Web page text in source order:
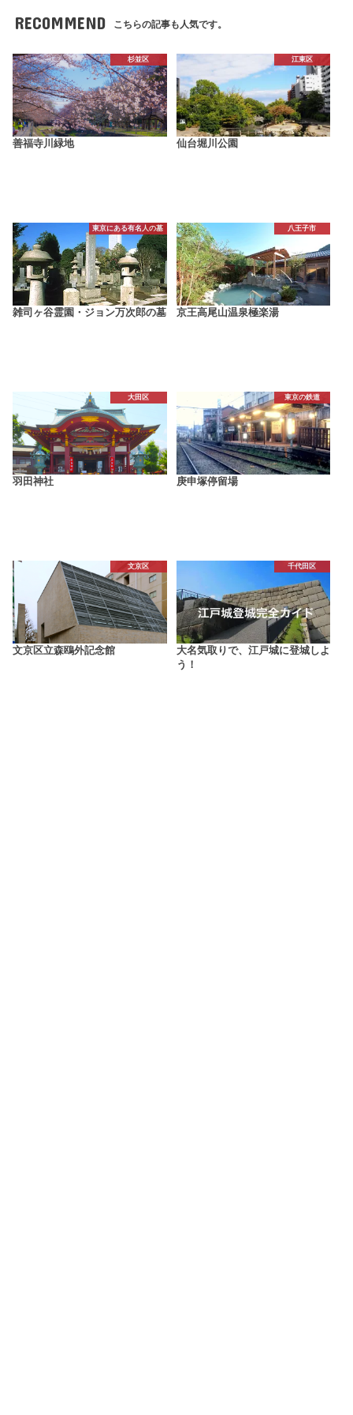
RECOMMEND こちらの記事も人気です。
杉並区
善福寺川緑地
江東区
仙台堀川公園
東京にある有名人の墓
雑司ヶ谷霊園・ジョン万次郎の墓
八王子市
京王高尾山温泉極楽湯
大田区
羽田神社
東京の鉄道
庚申塚停留場
文京区
文京区立森鴎外記念館
千代田区
大名気取りで、江戸城に登城しよ
う！